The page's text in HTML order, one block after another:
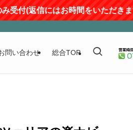
時間をいただきます)
問い合わせ 総合TOP